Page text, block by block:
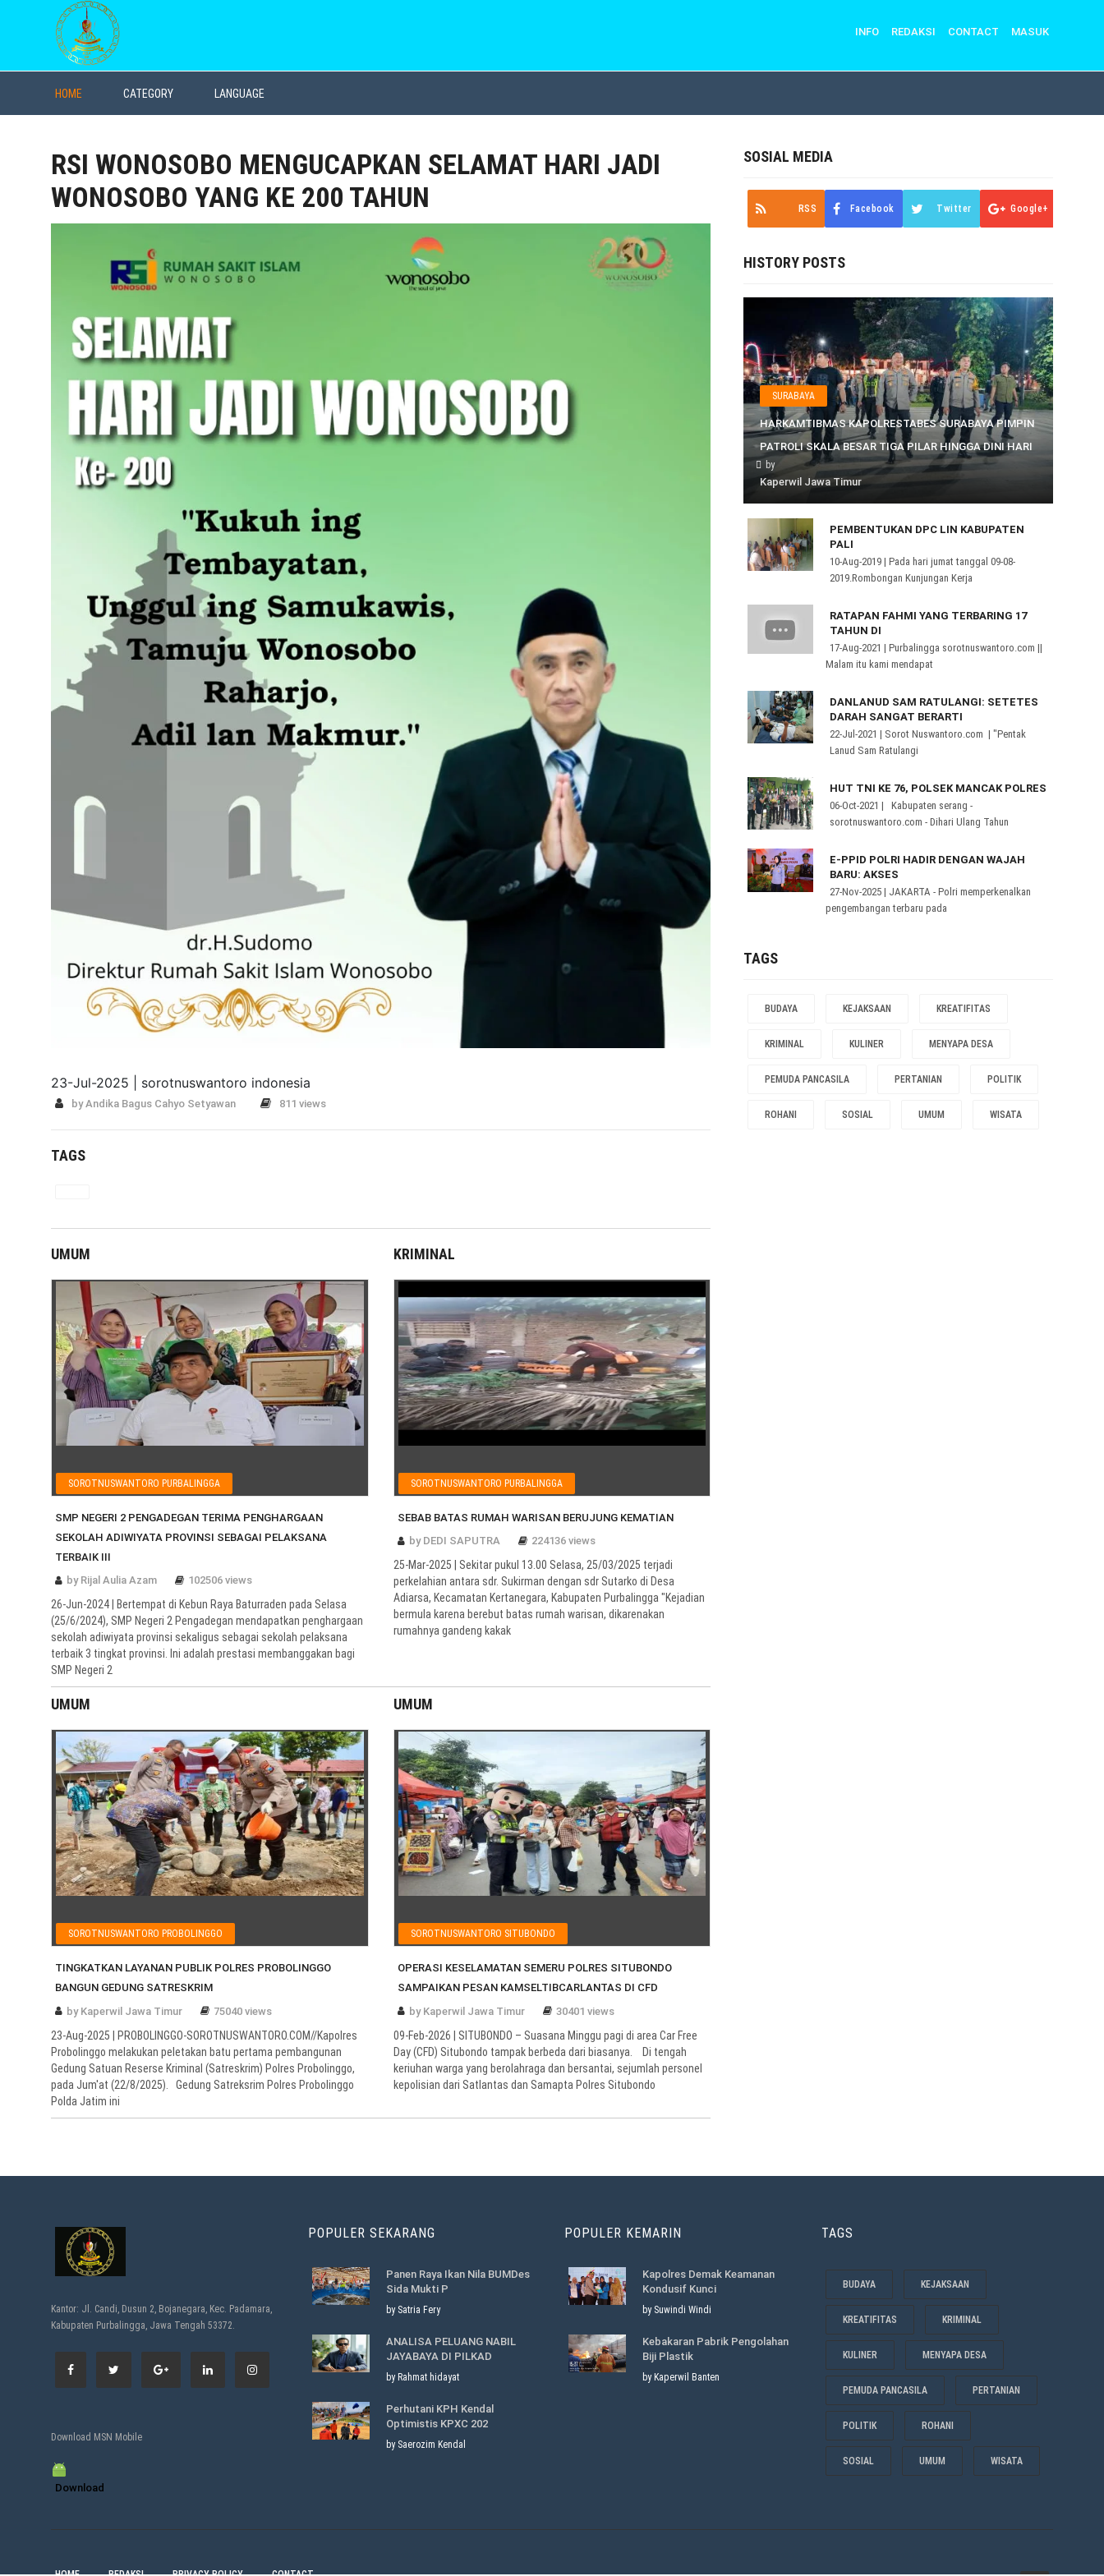
INFO REDAKSI CONTACT MASUK
HOME CATEGORY LANGUAGE
RSI WONOSOBO MENGUCAPKAN SELAMAT HARI JADI
WONOSOBO YANG KE 200 TAHUN
23-Jul-2025 | sorotnuswantoro indonesia
by Andika Bagus Cahyo Setyawan 811 views
TAGS
UMUM
SOROTNUSWANTORO PURBALINGGA
SMP NEGERI 2 PENGADEGAN TERIMA PENGHARGAAN
SEKOLAH ADIWIYATA PROVINSI SEBAGAI PELAKSANA
TERBAIK III
by Rijal Aulia Azam
102506 views
26-Jun-2024 | Bertempat di Kebun Raya Baturraden pada Selasa
(25/6/2024), SMP Negeri 2 Pengadegan mendapatkan penghargaan
sekolah adiwiyata provinsi sekaligus sebagai sekolah pelaksana
terbaik 3 tingkat provinsi. Ini adalah prestasi membanggakan bagi
SMP Negeri 2
KRIMINAL
SOROTNUSWANTORO PURBALINGGA
SEBAB BATAS RUMAH WARISAN BERUJUNG KEMATIAN
by DEDI SAPUTRA
224136 views
25-Mar-2025 | Sekitar pukul 13.00 Selasa, 25/03/2025 terjadi
perkelahian antara sdr. Sukirman dengan sdr Sutarko di Desa
Adiarsa, Kecamatan Kertanegara, Kabupaten Purbalingga "Kejadian
bermula karena berebut batas rumah warisan, dikarenakan
rumahnya gandeng kakak
UMUM
SOROTNUSWANTORO PROBOLINGGO
TINGKATKAN LAYANAN PUBLIK POLRES PROBOLINGGO
BANGUN GEDUNG SATRESKRIM
by Kaperwil Jawa Timur
75040 views
23-Aug-2025 | PROBOLINGGO-SOROTNUSWANTORO.COM//Kapolres
Probolinggo melakukan peletakan batu pertama pembangunan
Gedung Satuan Reserse Kriminal (Satreskrim) Polres Probolinggo,
pada Jum'at (22/8/2025). Gedung Satreksrim Polres Probolinggo
Polda Jatim ini
UMUM
SOROTNUSWANTORO SITUBONDO
OPERASI KESELAMATAN SEMERU POLRES SITUBONDO
SAMPAIKAN PESAN KAMSELTIBCARLANTAS DI CFD
by Kaperwil Jawa Timur
30401 views
09-Feb-2026 | SITUBONDO – Suasana Minggu pagi di area Car Free
Day (CFD) Situbondo tampak berbeda dari biasanya. Di tengah
keriuhan warga yang berolahraga dan bersantai, sejumlah personel
kepolisian dari Satlantas dan Samapta Polres Situbondo
SOSIAL MEDIA
RSS Facebook Twitter Google+
HISTORY POSTS
SURABAYA
HARKAMTIBMAS KAPOLRESTABES SURABAYA PIMPIN
PATROLI SKALA BESAR TIGA PILAR HINGGA DINI HARI
by
Kaperwil Jawa Timur
PEMBENTUKAN DPC LIN KABUPATEN
PALI
10-Aug-2019 | Pada hari jumat tanggal 09-08-
2019.Rombongan Kunjungan Kerja
RATAPAN FAHMI YANG TERBARING 17
TAHUN DI
17-Aug-2021 | Purbalingga sorotnuswantoro.com ||
Malam itu kami mendapat
DANLANUD SAM RATULANGI: SETETES
DARAH SANGAT BERARTI
22-Jul-2021 | Sorot Nuswantoro.com | "Pentak
Lanud Sam Ratulangi
HUT TNI KE 76, POLSEK MANCAK POLRES
06-Oct-2021 | Kabupaten serang -
sorotnuswantoro.com - Dihari Ulang Tahun
E-PPID POLRI HADIR DENGAN WAJAH
BARU: AKSES
27-Nov-2025 | JAKARTA - Polri memperkenalkan
pengembangan terbaru pada
TAGS
BUDAYA KEJAKSAAN KREATIFITAS
KRIMINAL KULINER MENYAPA DESA
PEMUDA PANCASILA PERTANIAN POLITIK
ROHANI SOSIAL UMUM WISATA
Kantor: Jl. Candi, Dusun 2, Bojanegara, Kec. Padamara,
Kabupaten Purbalingga, Jawa Tengah 53372.
Download MSN Mobile
Download
POPULER SEKARANG
Panen Raya Ikan Nila BUMDes
Sida Mukti P
by Satria Fery
ANALISA PELUANG NABIL
JAYABAYA DI PILKAD
by Rahmat hidayat
Perhutani KPH Kendal
Optimistis KPXC 202
by Saerozim Kendal
POPULER KEMARIN
Kapolres Demak Keamanan
Kondusif Kunci
by Suwindi Windi
Kebakaran Pabrik Pengolahan
Biji Plastik
by Kaperwil Banten
TAGS
BUDAYA KEJAKSAAN
KREATIFITAS KRIMINAL
KULINER MENYAPA DESA
PEMUDA PANCASILA PERTANIAN
POLITIK ROHANI
SOSIAL UMUM WISATA